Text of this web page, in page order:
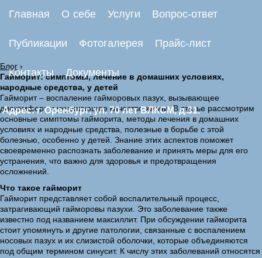
Главная О себе Услуги Вопрос-ответ
Публикации Фотогалерея Прайс-лист
Контакты Документы
Адрес: г. Оренбург, ул. 70 лет ВЛКСМ, д.31.
Блог ›
Гайморит: симптомы, лечение в домашних условиях,
народные средства, у детей
Гайморит – воспаление гайморовых пазух, вызывающее
дискомфорт и ухудшающее качество жизни. В статье рассмотрим
основные симптомы гайморита, методы лечения в домашних
условиях и народные средства, полезные в борьбе с этой
болезнью, особенно у детей. Знание этих аспектов поможет
своевременно распознать заболевание и принять меры для его
устранения, что важно для здоровья и предотвращения
осложнений.
Что такое гайморит
Гайморит представляет собой воспалительный процесс,
затрагивающий гайморовы пазухи. Это заболевание также
известно под названием максиллит. При обсуждении гайморита
стоит упомянуть и другие патологии, связанные с воспалением
носовых пазух и их слизистой оболочки, которые объединяются
под общим термином синусит. К числу этих заболеваний относятся